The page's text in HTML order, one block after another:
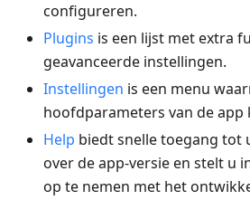
configureren.
Plugins is een lijst met extra
geavanceerde instellingen.
Instellingen is een menu
hoofdparameters van de
Help biedt snelle toegang tot
over de app-versie en stelt u
op te nemen met het